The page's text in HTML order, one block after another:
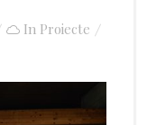
In Proiecte